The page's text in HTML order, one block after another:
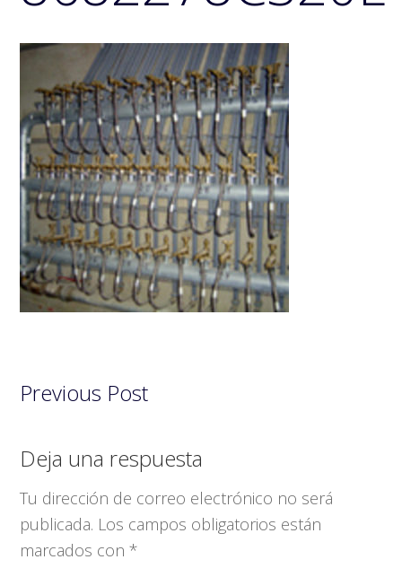
Previous Post
Interacciones
con
los
lectores
Deja una respuesta
Tu dirección de correo electrónico no será
publicada. Los campos obligatorios están
marcados con*